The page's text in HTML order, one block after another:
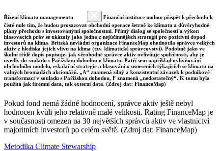
Řízení klimatu managementu
Finanční instituce mohou přispět k přechodu k
čisté nule tím, že budou prosazovat obchodní operace šetrné ke klimatu a důvěryhodné
plány přechodu s investovanými společnostmi. Přímý dialog se společností a výkon
hlasovacích práv se ukázaly jako jedna z nejúčinnějších strategií pro pozitivní dopad
investorů na klima. Britská nevládní organizace FinanceMap ohodnotila správce velkých
aktiv z hlediska jejich vlivu na klima (tzv. klimatické správcovství). Podobně jako ve
školní třídě dopis popisuje, jak věrohodně správce aktiv ovlivňuje společnosti, aby je
uvedly do souladu s Pařížskou dohodou o klimatu. Patří sem například ovlivňování
obchodního modelu, eskalační strategie a hlasování o usneseních týkajících se klimatu na
valných hromadách akcionářů. „A“ znamená silný a konzistentní závazek k podnikové
transformaci v souladu s Pařížskou dohodou, F znamená „nedostatečný“. K tomu byla
použita jak firemní data, tak externí data. (Zdroj dat: FinanceMap)
Pokud fond nemá žádné hodnocení, správce aktiv ještě nebyl
hodnocen kvůli jeho relativně malé velikosti. Rating FinanceMap je
v současnosti omezen na 30 největších správců aktiv ve vlastnictví
majoritních investorů po celém světě. (Zdroj dat: FinanceMap)
Metodika Climate Stewarship